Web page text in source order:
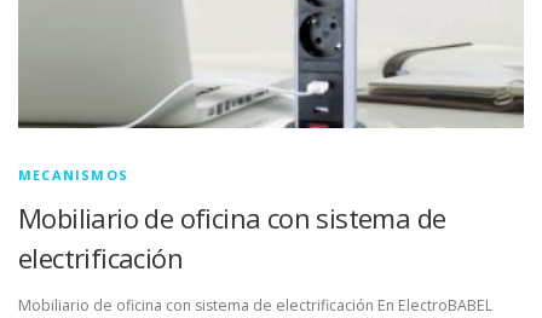
MECANISMOS
Mobiliario de oficina con sistema de
electrificación
Mobiliario de oficina con sistema de electrificación En ElectroBABEL